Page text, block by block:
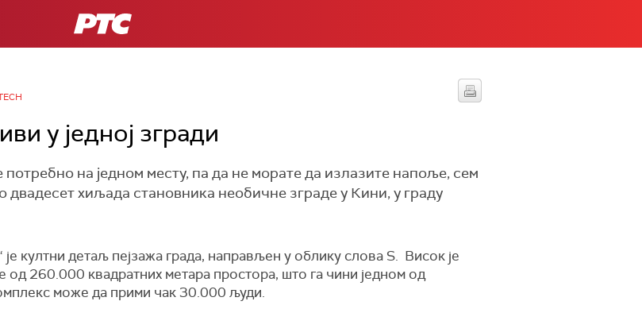
РТС
у једној згради
на једном месту, па да не морате да излазите напоље, сем
двадесет хиљада становника необичне зграде у Кини, у граду
култни детаљ пејзажа града, направљен у облику слова S. Висок је
260.000 квадратних метара простора, што га чини једном од
може да прими чак 30.000 људи.